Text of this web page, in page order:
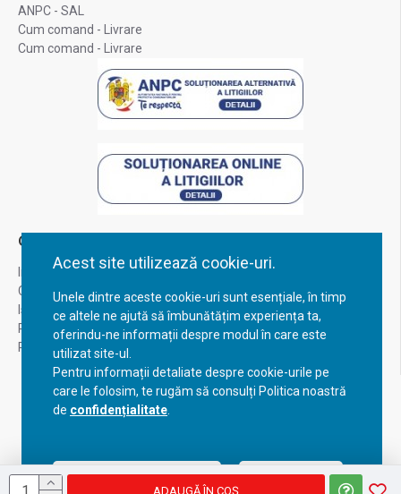
Acest site utilizează cookie-uri.
Unele dintre aceste cookie-uri sunt esențiale, în timp
ce altele ne ajută să îmbunătățim experiența ta,
oferindu-ne informații despre modul în care este
utilizat site-ul.
Pentru informații detaliate despre cookie-urile pe
care le folosim, te rugăm să consulți Politica noastră
de confidențialitate
Acceptă setările curente Configurează
ADAUGĂ ÎN COŞ
ANPC - SAL
Cum comand - Livrare
Cum comand - Livrare
Contul Meu
Inregistrare
Contul meu
Istoric comenzi
Recuperare parola
Returnare produs